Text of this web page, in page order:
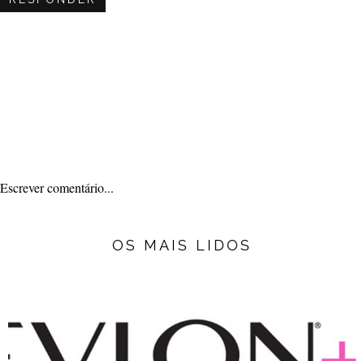
Escrever comentário...
OS MAIS LIDOS